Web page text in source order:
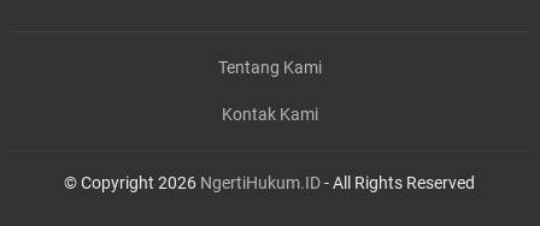
Tentang Kami
Kontak Kami
© Copyright 2026 NgertiHukum.ID- All Rights Reserved